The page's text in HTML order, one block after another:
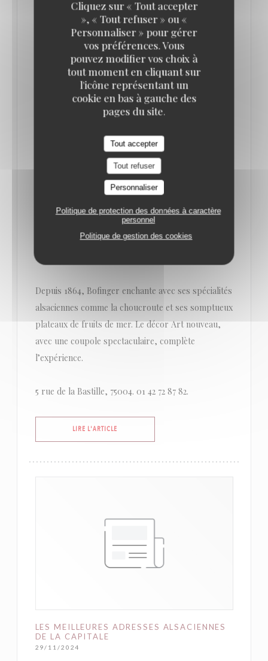
Cliquez sur « Tout accepter
», « Tout refuser » ou «
Personnaliser » pour gérer
vos préférences. Vous
pouvez modifier vos choix à
tout moment en cliquant sur
l'icône représentant un
cookie en bas à gauche des
pages du site.
Tout accepter
Tout refuser
Personnaliser
Politique de protection des données à caractère
personnel
Politique de gestion des cookies
CES BRASSERIES INCONTOURNABLES QUI
FONT LA FIERTÉ DE PARIS !
Paris regorge de brasseries incontournables,
mêlant tradition, convivialité et un brun de
désinvolture. Voici une sélection des meilleures
adresses pour savourer la cuisine française dans
une ambiance authentique et chaleureuse.
Bofinger : l’Alsace au cœur de Paris
Depuis 1864, Bofinger enchante avec ses spécialités
alsaciennes comme la choucroute et ses somptueux
plateaux de fruits de mer. Le décor Art nouveau,
avec une coupole spectaculaire, complète
l’expérience.
5 rue de la Bastille, 75004. 01 42 72 87 82.
LIRE L'ARTICLE
LES MEILLEURES ADRESSES ALSACIENNES
DE LA CAPITALE
29/11/2024